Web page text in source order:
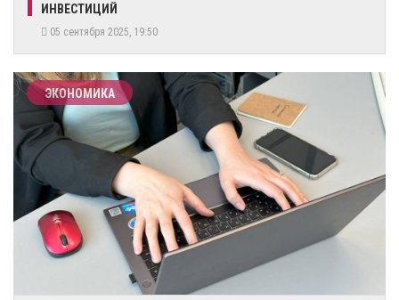
ИНВЕСТИЦИЙ
05 сентября 2025, 19:50
ЭКОНОМИКА